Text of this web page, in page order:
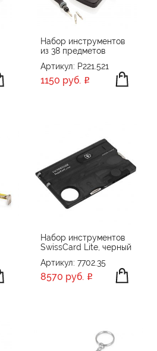
Набор инструментов
из 38 предметов
Артикул: P221.521
1150 руб.
Набор инструментов
SwissCard Lite, черный
Артикул: 7702.35
8570 руб.